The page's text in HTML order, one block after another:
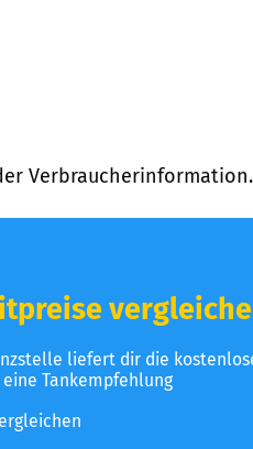
Verbraucherinformation.
liefert dir die
Tankempfehlung